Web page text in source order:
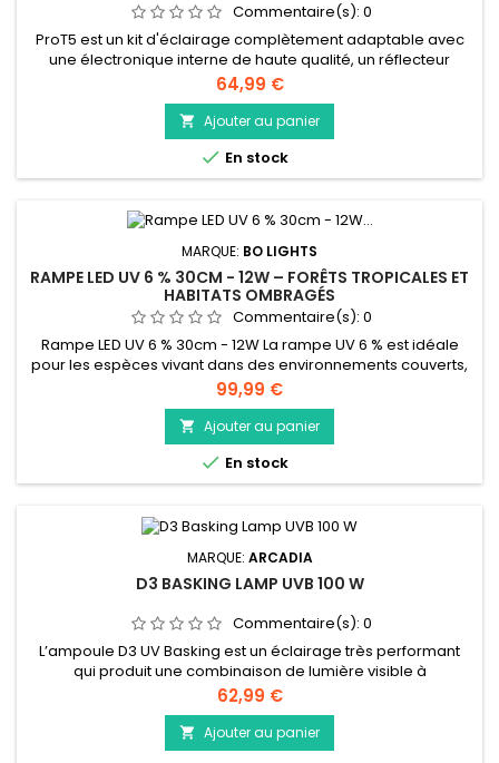
Commentaire(s): 0
ProT5 est un kit d'éclairage complètement adaptable avec
une électronique interne de haute qualité, un réflecteur
hautement efficace et amovible, un câble d'alimentation, un
kit de raccords, un câble de liaison et votre choix de lampe
UV-B Arcadia Reptile HO-T5.
Prix
64,99 €
 Ajouter au panier
 En stock
MARQUE: BO LIGHTS
RAMPE LED UV 6 % 30CM - 12W – FORÊTS TROPICALES ET
HABITATS OMBRAGÉS
Commentaire(s): 0
Rampe LED UV 6 % 30cm - 12W La rampe UV 6 % est idéale
pour les espèces vivant dans des environnements couverts,
où la lumière directe du soleil est filtrée par la végétation. Elle
reproduit une exposition douce et régulière, adaptée aux
reptiles sensibles et aux amphibiens diurnes. Exemples
d’espèces : geckos diurnes (Phelsuma), dendrobates,
caméléons de...
Prix
99,99 €
 Ajouter au panier
 En stock
MARQUE: ARCADIA
D3 BASKING LAMP UVB 100 W
Commentaire(s): 0
L’ampoule D3 UV Basking est un éclairage très performant
qui produit une combinaison de lumière visible à
rayonnement UVB et UVA et de chaleur en une seule
ampoule. Spécialement conçue comme lampe de
réchauffement pour les plus grands vivariums qui ont
suffisamment de place pour permettre au reptile de rentrer
Prix
62,99 €
 Ajouter au panier